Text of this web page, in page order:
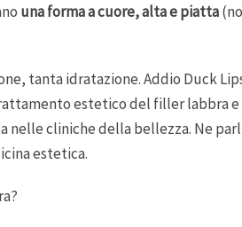
una forma a cuore, alta e piatta
tanta idratazione. Addio Duck
estetico del filler labbra
nelle cliniche della bellezza. Ne
estetica.